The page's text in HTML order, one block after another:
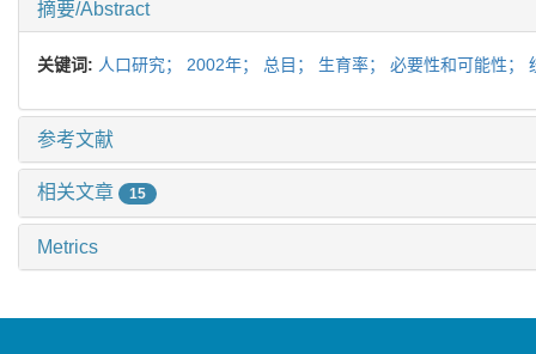
摘要/Abstract
关键词: 人口研究； 2002年； 总目； 生育率； 必要性和可能性；
参考文献
相关文章 15
Metrics